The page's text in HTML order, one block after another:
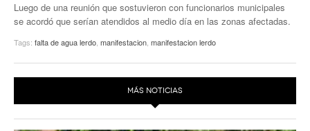
Luego de una reunión que sostuvieron con funcionarios municipales
se acordó que serían atendidos al medio día en las zonas afectadas.
Tags: falta de agua lerdo, manifestacion, manifestacion lerdo
MÁS NOTICIAS